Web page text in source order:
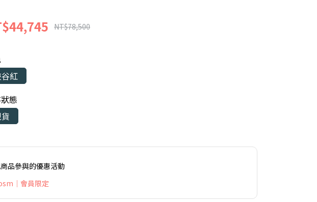
NT$78,500
紅
態
品參與的優惠活動
｜會員限定